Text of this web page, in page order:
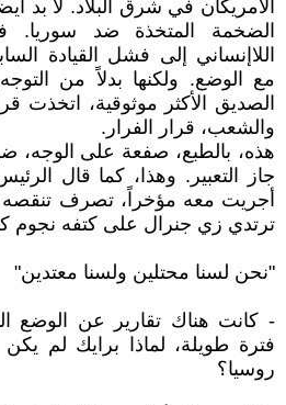
الأمريكان في شرق البلاد. لا بد
الضخمة المتخذة ضد سوريا.
اللاإنساني إلى فشل القيادة
مع الوضع. ولكنها بدلاً من
الصديق الأكثر موثوقية، اتخذت
والشعب، قرار الفرار.
هذه، بالطبع، صفعة على الوجه،
جاز التعبير. وهذا، كما قال
أجريت معه مؤخراً، تصرف تنقصه
ترتدي زي جنرال على كتفه نجوم
"نحن لسنا محتلين ولسنا معتدين"
- كانت هناك تقارير عن الوضع
فترة طويلة، لماذا برايك لم
روسيا؟